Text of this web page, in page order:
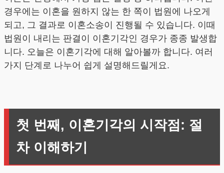
경우에는 이혼을 원하지 않는 한 쪽이 법원에 나오게
되고, 그 결과로 이혼소송이 진행될 수 있습니다. 이때
법원이 내리는 판결이 이혼기각인 경우가 종종 발생합
니다. 오늘은 이혼기각에 대해 알아볼까 합니다. 여러
가지 단계로 나누어 쉽게 설명해드릴게요.
첫 번째, 이혼기각의 시작점: 절
차 이해하기